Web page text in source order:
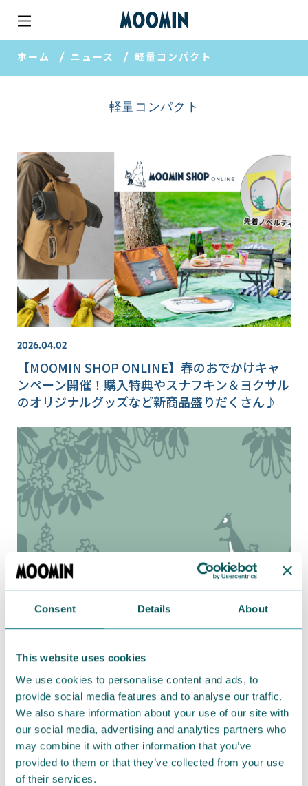
Consent Details About
This website uses cookies
We use cookies to personalise content and ads, to
provide social media features and to analyse our traffic.
We also share information about your use of our site with
our social media, advertising and analytics partners who
may combine it with other information that you’ve
provided to them or that they’ve collected from your use
of their services.
ホーム ニュース 軽量コンパクト
軽量コンパクト
2026.04.02
【MOOMIN SHOP ONLINE】春のおでかけキャ
ンペーン開催！購入特典やスナフキン＆ヨクサル
のオリジナルグッズなど新商品盛りだくさん♪
ッズ